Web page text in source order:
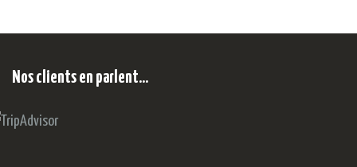
Nos clients en parlent…